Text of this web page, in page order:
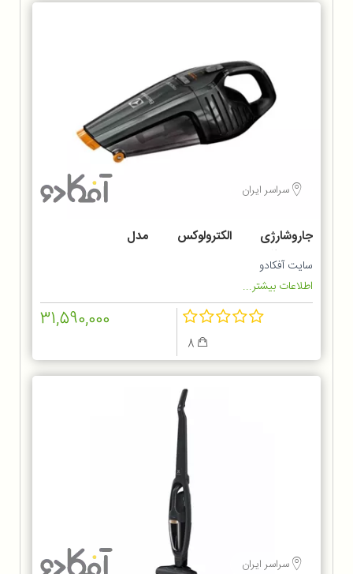
سراسر ایران
جاروشارژی الکترولوکس مدل
ZB6214IGM
سایت آفکادو
اطلاعات بیشتر...
31,590,000
سراسر ایران